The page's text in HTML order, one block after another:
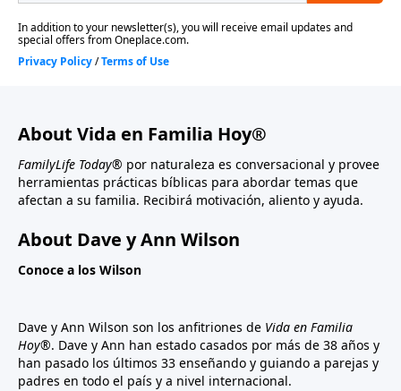
About Vida en Familia Hoy®
FamilyLife Today® por naturaleza es conversacional y provee
herramientas prácticas bíblicas para abordar temas que
afectan a su familia. Recibirá motivación, aliento y ayuda.
About Dave y Ann Wilson
Conoce a los Wilson
Dave y Ann Wilson son los anfitriones de Vida en Familia
Hoy®. Dave y Ann han estado casados por más de 38 años y
han pasado los últimos 33 enseñando y guiando a parejas y
padres en todo el país y a nivel internacional.